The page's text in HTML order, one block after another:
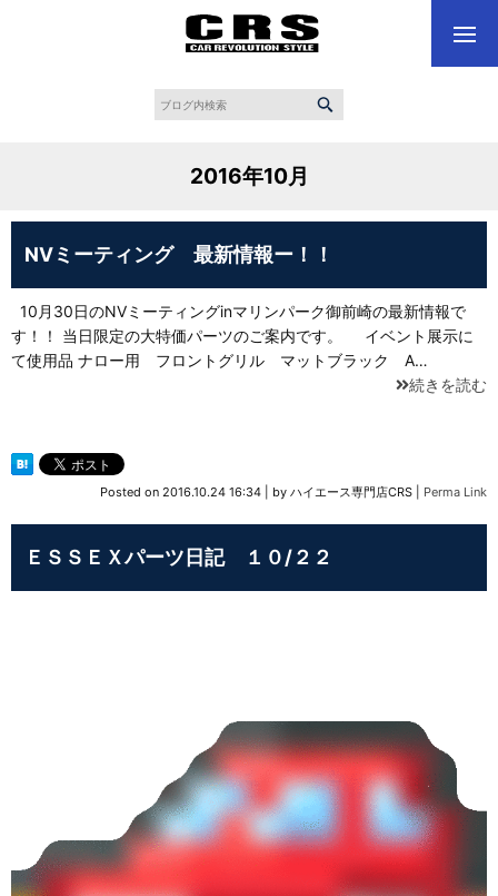
2016年10月
NVミーティング 最新情報ー！！
10月30日のNVミーティングinマリンパーク御前崎の最新情報で
す！！ 当日限定の大特価パーツのご案内です。 イベント展示に
て使用品 ナロー用 フロントグリル マットブラック A…
続きを読む
Posted on 2016.10.24 16:34 by ハイエース専門店CRS Perma Link
ＥＳＳＥＸパーツ日記 １０/２２